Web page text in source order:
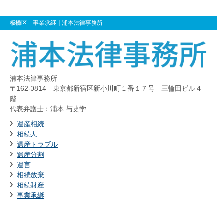
板橋区 事業承継 ｜浦本法律事務所
浦本法律事務所
〒162-0814 東京都新宿区新小川町１番１７号 三輪田ビル４
階
代表弁護士：浦本 与史学
遺産相続
相続人
遺産トラブル
遺産分割
遺言
相続放棄
相続財産
事業承継